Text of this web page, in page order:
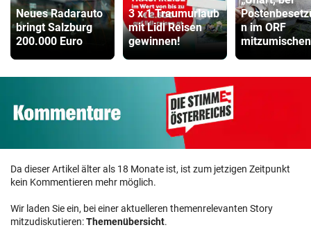
Neues Radarauto
bringt Salzburg
200.000 Euro
3 x 1 Traumurlaub
mit Lidl Reisen
gewinnen!
n im ORF
Da dieser Artikel älter als 18 Monate ist, ist zum jetzigen Zeitpunkt
kein Kommentieren mehr möglich.
Wir laden Sie ein, bei einer aktuelleren themenrelevanten Story
mitzudiskutieren:Themenübersicht.